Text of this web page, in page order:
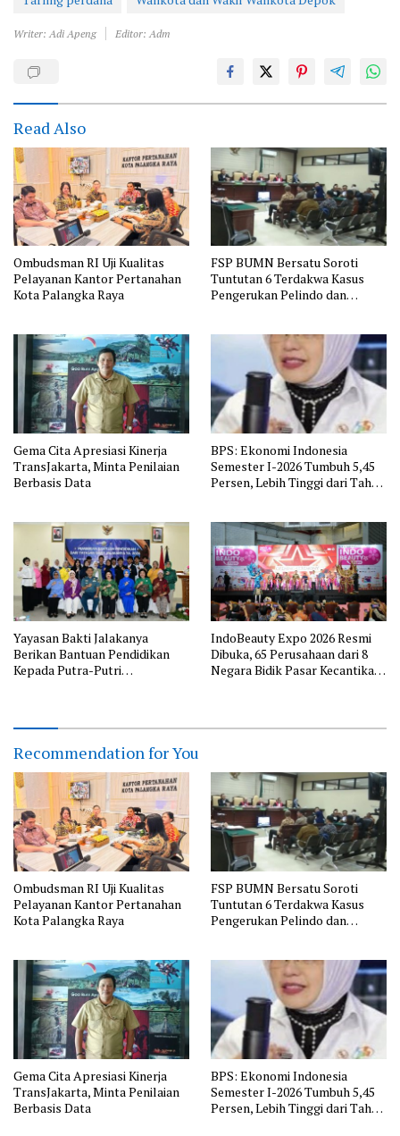
Writer: Adi Apeng Editor: Adm
Read Also
Ombudsman RI Uji Kualitas
Pelayanan Kantor Pertanahan
Kota Palangka Raya
FSP BUMN Bersatu Soroti
Tuntutan 6 Terdakwa Kasus
Pengerukan Pelindo dan
Gema Cita Apresiasi Kinerja
TransJakarta, Minta Penilaian
Berbasis Data
BPS: Ekonomi Indonesia
Semester I-2026 Tumbuh 5,45
Persen, Lebih Tinggi dari Tahun
Yayasan Bakti Jalakanya
Berikan Bantuan Pendidikan
Kepada Putra-Putri
IndoBeauty Expo 2026 Resmi
Dibuka, 65 Perusahaan dari 8
Negara Bidik Pasar Kecantikan
Recommendation for You
Ombudsman RI Uji Kualitas
Pelayanan Kantor Pertanahan
Kota Palangka Raya
FSP BUMN Bersatu Soroti
Tuntutan 6 Terdakwa Kasus
Pengerukan Pelindo dan
Gema Cita Apresiasi Kinerja
TransJakarta, Minta Penilaian
Berbasis Data
BPS: Ekonomi Indonesia
Semester I-2026 Tumbuh 5,45
Persen, Lebih Tinggi dari Tahun